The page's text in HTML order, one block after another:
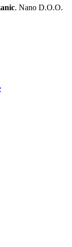
. Nano D.O.O.